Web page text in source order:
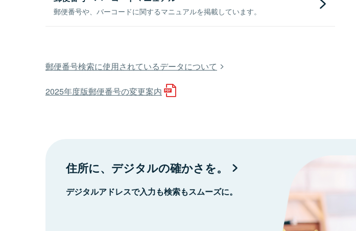
郵便番号や、バーコードに関するマニュアルを掲載しています。
郵便番号検索に使用されているデータについて
2025年度版郵便番号の変更案内
住所に、デジタルの確かさを。
デジタルアドレスで入力も検索もスムーズに。